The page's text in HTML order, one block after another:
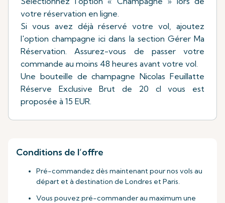
votre réservation en ligne.
Si vous avez déjà réservé votre vol, ajoutez
l'option champagne ici dans la section Gérer Ma
Réservation. Assurez-vous de passer votre
commande au moins 48 heures avant votre vol.
Une bouteille de champagne Nicolas Feuillatte
Réserve Exclusive Brut de 20 cl vous est
proposée à 15 EUR.
Conditions de l’offre
Pré-commandez dès maintenant pour nos vols au
départ et à destination de Londres et Paris.
Vous pouvez pré-commander au maximum une